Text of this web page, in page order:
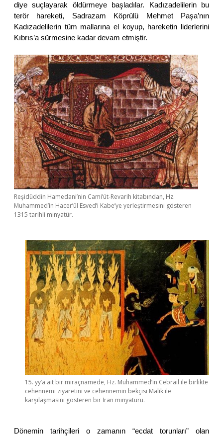
diye suçlayarak öldürmeye başladılar. Kadızadelilerin bu
terör hareketi, Sadrazam Köprülü Mehmet Paşa’nın
Kadızadelilerin tüm mallarına el koyup, hareketin liderlerini
Kıbrıs’a sürmesine kadar devam etmiştir.
Reşidüddin Hamedani’nin Cami’üt-Revarih kitabından, Hz.
Muhammed’in Hacer’ül Esved’i Kabe’ye yerleştirmesini gösteren
1315 tarihli minyatür.
15. yy’a ait bir miraçnamede, Hz. Muhammed’in Cebrail ile birlikte
cehennemi ziyaretini ve cehennemin bekçisi Malik ile
karşılaşmasını gösteren bir İran minyatürü.
Dönemin tarihçileri o zamanın “ecdat torunları” olan